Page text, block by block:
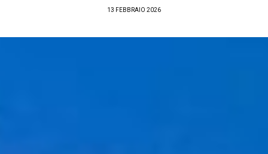
13 FEBBRAIO 2026